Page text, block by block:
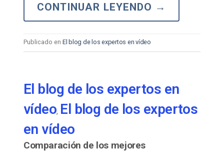
CONTINUAR LEYENDO →
Publicado en El blog de los expertos en vídeo
El blog de los expertos en
vídeo, El blog de los expertos
en vídeo
Comparación de los mejores